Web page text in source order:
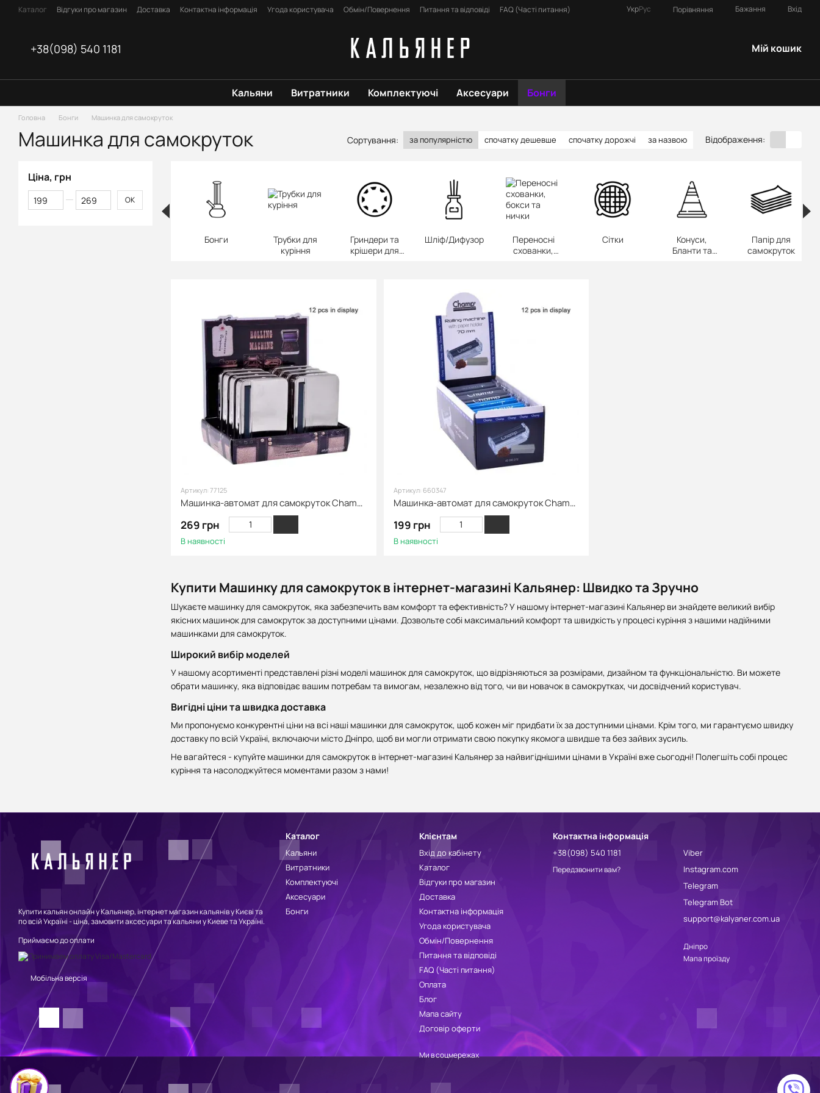
Перейти до основного контенту
Каталог Відгуки про магазин Доставка Контактна інформація Угода користувача Обмін/Повернення Питання та відповіді
FAQ (Часті питання)
УкрРус Порівняння Бажання Вхід
+38(098) 540 1181 Мій кошик
Кальяни Витратники Комплектуючі Аксесуари Бонги
Головна Бонги Машинка для самокруток
Машинка для самокруток Сортування: за популярністю спочатку дешевше спочатку дорожчі за назвою Відображення:
Купити Машинку для самокруток в інтернет-магазині Кальянер: Швидко та Зручно
Шукаєте машинку для самокруток, яка забезпечить вам комфорт та ефективність? У нашому інтернет-магазині Кальянер ви знайдете великий вибір
якісних машинок для самокруток за доступними цінами. Дозвольте собі максимальний комфорт та швидкість у процесі куріння з нашими надійними
машинками для самокруток.
Широкий вибір моделей
У нашому асортименті представлені різні моделі машинок для самокруток, що відрізняються за розмірами, дизайном та функціональністю. Ви можете
обрати машинку, яка відповідає вашим потребам та вимогам, незалежно від того, чи ви новачок в самокрутках, чи досвідчений користувач.
Вигідні ціни та швидка доставка
Ми пропонуємо конкурентні ціни на всі наші машинки для самокруток, щоб кожен міг придбати їх за доступними цінами. Крім того, ми гарантуємо швидку
доставку по всій Україні, включаючи місто Дніпро, щоб ви могли отримати свою покупку якомога швидше та без зайвих зусиль.
Не вагайтеся - купуйте машинки для самокруток в інтернет-магазині Кальянер за найвигіднішими цінами в Україні вже сьогодні! Полегшіть собі процес
куріння та насолоджуйтеся моментами разом з нами!
Бонги
Трубки для
куріння
Гриндери та
крішери для
Шліф/Дифузор
Переносні
схованки,
Сітки
Конуси,
Бланти та
Папір для
самокруток
Артикул: 77125
Машинка-автомат для самокруток Champ, металева 78mm
269 грн
В наявності
Артикул: 660347
Машинка-автомат для самокруток Champ, пластикова 70mm
199 грн
В наявності
Ціна, грн
Від Ціна, грн
До Ціна, грн ОК
Купити кальян онлайн у Кальянер, інтернет магазин кальянів у Києві та
по всій Україні - ціна, замовити аксесуари та кальяни у Киеве та Україні.
Приймаємо до оплати
Мобільна версія
Каталог
Кальяни
Витратники
Комплектуючі
Аксесуари
Бонги
Клієнтам
Вхід до кабінету
Каталог
Відгуки про магазин
Доставка
Контактна інформація
Угода користувача
Обмін/Повернення
Питання та відповіді
FAQ (Часті питання)
Оплата
Блог
Мапа сайту
Договір оферти
Ми в соцмережах
Контактна інформація
+38(098) 540 1181
Передзвонити вам?
Viber
Instagram.com
Telegram
Telegram Bot
support@kalyaner.com.ua
Дніпро
Мапа проїзду